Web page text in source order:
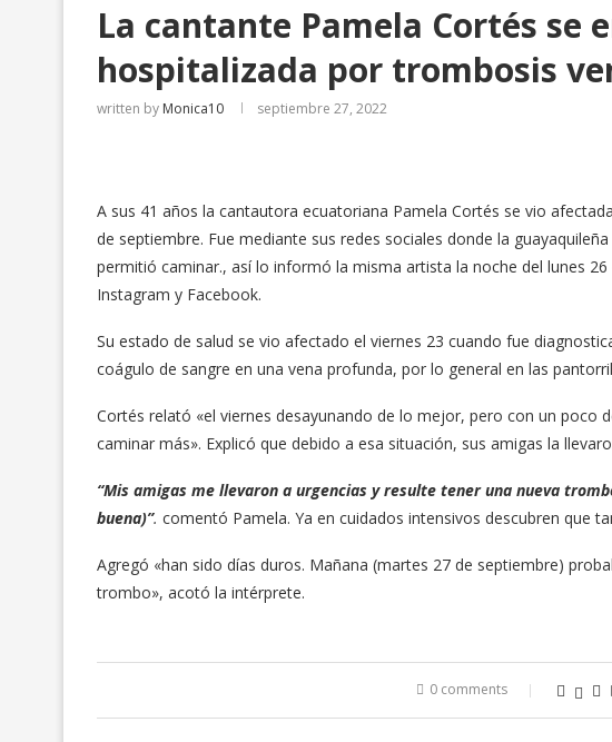
La cantante Pamela Cortés se
hospitalizada por trombosis
written by Monica10 septiembre 27, 2022
A sus 41 años la cantautora ecuatoriana Pamela Cortés se vio
de septiembre. Fue mediante sus redes sociales donde la
permitió caminar., así lo informó la misma artista la noche del lunes
Instagram y Facebook.
Su estado de salud se vio afectado el viernes 23 cuando fue
coágulo de sangre en una vena profunda, por lo general en las
Cortés relató «el viernes desayunando de lo mejor, pero con un poco
caminar más». Explicó que debido a esa situación, sus amigas la
“Mis amigas me llevaron a urgencias y resulte tener una nueva
buena)”. comentó Pamela. Ya en cuidados intensivos descubren que
Agregó «han sido días duros. Mañana (martes 27 de septiembre)
trombo», acotó la intérprete.
0 comments